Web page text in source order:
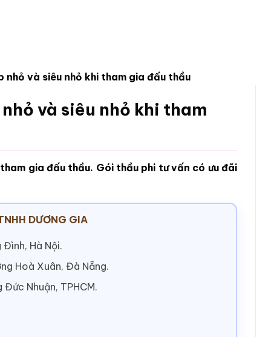
nhỏ và siêu nhỏ khi tham gia đấu thầu
và siêu nhỏ khi tham
gia đấu thầu. Gói thầu phi tư vấn có ưu đãi
DƯƠNG GIA
Đình, Hà Nội.
Hoà Xuân, Đà Nẵng.
Đức Nhuận, TPHCM.